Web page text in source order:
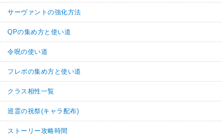
サーヴァントの強化方法
QPの集め方と使い道
令呪の使い道
フレポの集め方と使い道
クラス相性一覧
巡霊の祝祭(キャラ配布)
ストーリー攻略時間